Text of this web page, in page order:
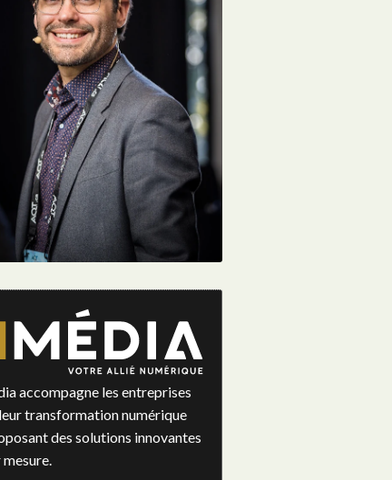
accompagne les entreprises
transformation numérique
des solutions innovantes